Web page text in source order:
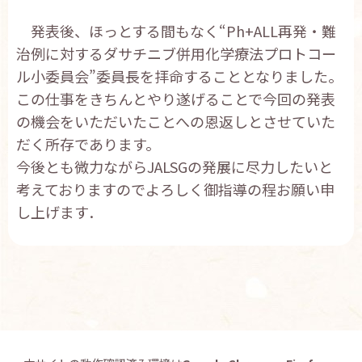
発表後、ほっとする間もなく“Ph+ALL再発・難
治例に対するダサチニブ併用化学療法プロトコー
ル小委員会”委員長を拝命することとなりました。
この仕事をきちんとやり遂げることで今回の発表
の機会をいただいたことへの恩返しとさせていた
だく所存であります。
今後とも微力ながらJALSGの発展に尽力したいと
考えておりますのでよろしく御指導の程お願い申
し上げます．